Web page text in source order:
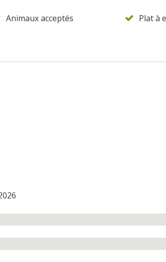
Animaux acceptés Plat à